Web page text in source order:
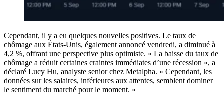
Cependant, il y a eu quelques nouvelles positives. Le taux de
chômage aux États-Unis, également annoncé vendredi, a diminué à
4,2 %, offrant une perspective plus optimiste. « La baisse du taux de
chômage a réduit certaines craintes immédiates d’une récession », a
déclaré Lucy Hu, analyste senior chez Metalpha. « Cependant, les
données sur les salaires, inférieures aux attentes, semblent dominer
le sentiment du marché pour le moment. »